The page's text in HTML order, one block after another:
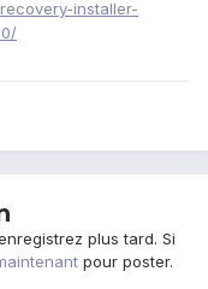
installer-
plus tard. Si
pour poster.